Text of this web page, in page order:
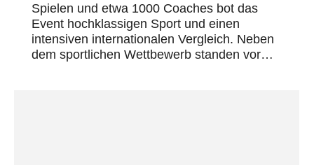
Spielen und etwa 1000 Coaches bot das
Event hochklassigen Sport und einen
intensiven internationalen Vergleich. Neben
dem sportlichen Wettbewerb standen vor…